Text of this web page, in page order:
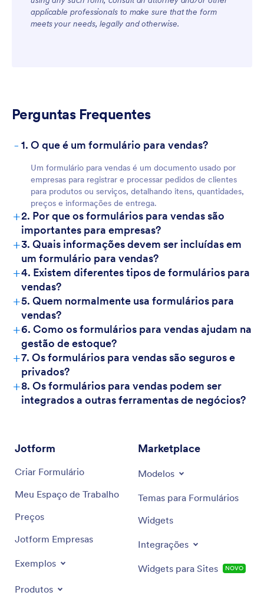
applicable professionals to make sure that the form
meets your needs, legally and otherwise.
Perguntas Frequentes
- 1. O que é um formulário para vendas?
Um formulário para vendas é um documento usado por
empresas para registrar e processar pedidos de clientes
para produtos ou serviços, detalhando itens, quantidades,
preços e informações de entrega.
+2. Por que os formulários para vendas são
importantes para empresas?
+3. Quais informações devem ser incluídas em
um formulário para vendas?
+4. Existem diferentes tipos de formulários para
vendas?
+5. Quem normalmente usa formulários para
vendas?
+6. Como os formulários para vendas ajudam na
gestão de estoque?
+7. Os formulários para vendas são seguros e
privados?
+8. Os formulários para vendas podem ser
integrados a outras ferramentas de negócios?
Jotform
Criar Formulário
Meu Espaço de Trabalho
Preços
Jotform Empresas
Exemplos
Produtos
Marketplace
Modelos
Temas para Formulários
Widgets
Integrações
Widgets para Sites NOVO